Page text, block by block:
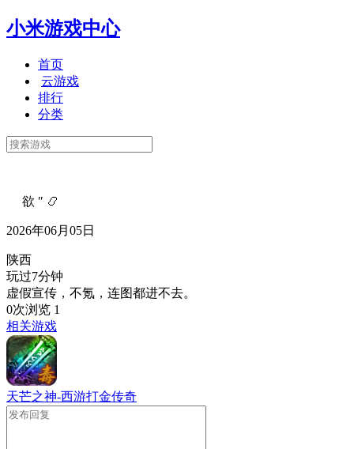
小米游戏中心
首页
云游戏
排行
分类
ゞ 欲 ″ 📿
2026年06月05日
陕西
玩过7分钟
虚假宣传，不氪，连图都进不去。
0次浏览 1
相关游戏
天芒之神-西游打金传奇